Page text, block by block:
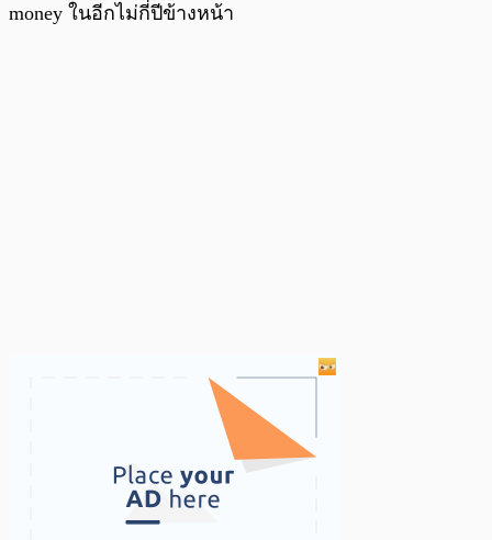
money ในอีกไม่กี่ปีข้างหน้า